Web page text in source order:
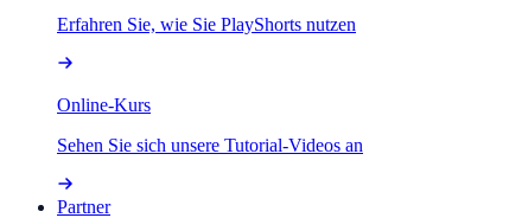
Erfahren Sie, wie Sie PlayShorts nutzen
Online-Kurs
Sehen Sie sich unsere Tutorial-Videos an
Partner